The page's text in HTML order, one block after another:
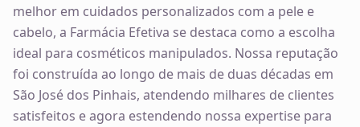
melhor em cuidados personalizados com a pele e
cabelo, a Farmácia Efetiva se destaca como a escolha
ideal para cosméticos manipulados. Nossa reputação
foi construída ao longo de mais de duas décadas em
São José dos Pinhais, atendendo milhares de clientes
satisfeitos e agora estendendo nossa expertise para